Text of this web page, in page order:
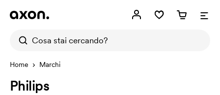
Home Marchi
Philips